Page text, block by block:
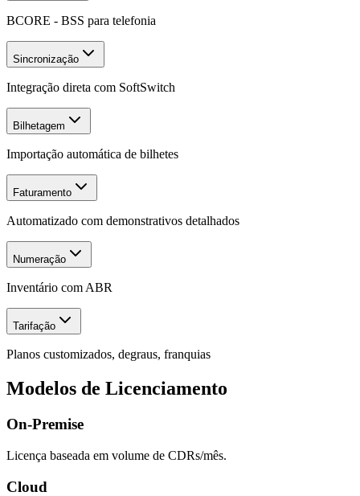
BCORE - BSS para telefonia
Sincronização
Integração direta com SoftSwitch
Bilhetagem
Importação automática de bilhetes
Faturamento
Automatizado com demonstrativos detalhados
Numeração
Inventário com ABR
Tarifação
Planos customizados, degraus, franquias
Modelos de Licenciamento
On-Premise
Licença baseada em volume de CDRs/mês.
Cloud